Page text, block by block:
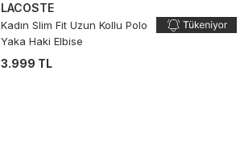
LACOSTE
Kadın Slim Fit Uzun Kollu Polo
Yaka Haki Elbise
3.999 TL